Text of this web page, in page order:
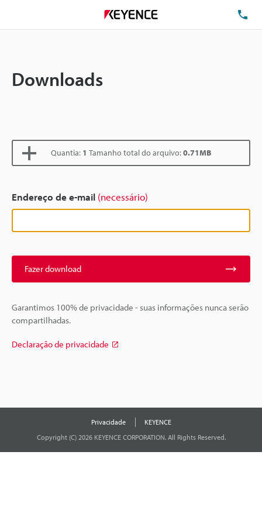
Downloads
Quantia: 1 Tamanho total do arquivo:0.71MB
Endereço de e-mail (necessário)
Fazer download
Garantimos 100% de privacidade - suas informações nunca serão
compartilhadas.
Declaração de privacidade
Privacidade
KEYENCE
Copyright (C) 2026 KEYENCE CORPORATION. All Rights Reserved.